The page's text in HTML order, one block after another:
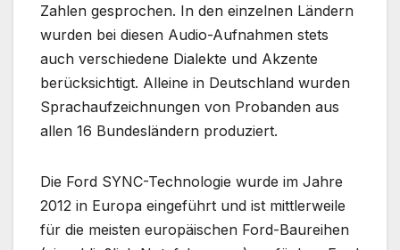
Zahlen gesprochen. In den einzelnen Ländern
wurden bei diesen Audio-Aufnahmen stets
auch verschiedene Dialekte und Akzente
berücksichtigt. Alleine in Deutschland wurden
Sprachaufzeichnungen von Probanden aus
allen 16 Bundesländern produziert.
Die Ford SYNC-Technologie wurde im Jahre
2012 in Europa eingeführt und ist mittlerweile
für die meisten europäischen Ford-Baureihen